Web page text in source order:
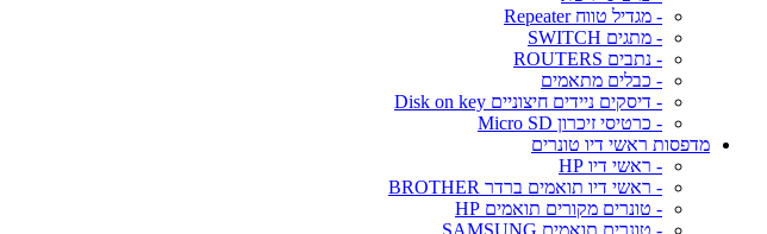
- מגדיל טווח Repeater
- מתגים SWITCH
- נתבים ROUTERS
- כבלים מתאמים
- דיסקים ניידים חיצוניים Disk on key
- כרטיסי זיכרון Micro SD
מדפסות ראשי דיו טונרים
- ראשי דיו HP
- ראשי דיו תואמים ברדר BROTHER
- טונרים מקורים תואמים HP
- טונרים תואמים SAMSUNG